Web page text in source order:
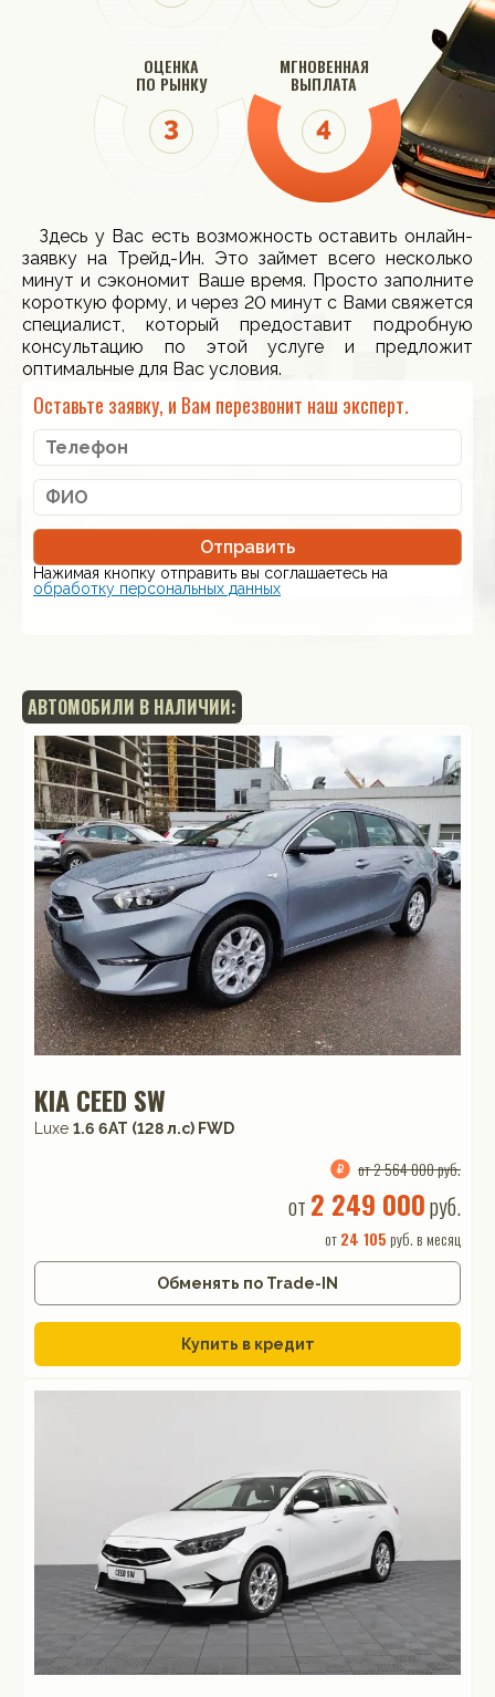
ОЦЕНКА
ПО РЫНКУ
МГНОВЕННАЯ
ВЫПЛАТА
Здесь у Вас есть возможность оставить онлайн-
заявку на Трейд-Ин. Это займет всего несколько
минут и сэкономит Ваше время. Просто заполните
короткую форму, и через 20 минут с Вами свяжется
специалист, который предоставит подробную
консультацию по этой услуге и предложит
оптимальные для Вас условия.
Оставьте заявку, и Вам перезвонит наш эксперт.
Отправить
Нажимая кнопку отправить вы соглашаетесь на
обработку персональных данных
АВТОМОБИЛИ В НАЛИЧИИ:
KIA CEED SW
Luxe 1.6 6AT (128 л.с) FWD
от 2 564 000 руб.
от 2 249 000руб.
от24 105 руб. в месяц
Обменять по Trade-IN
Купить в кредит